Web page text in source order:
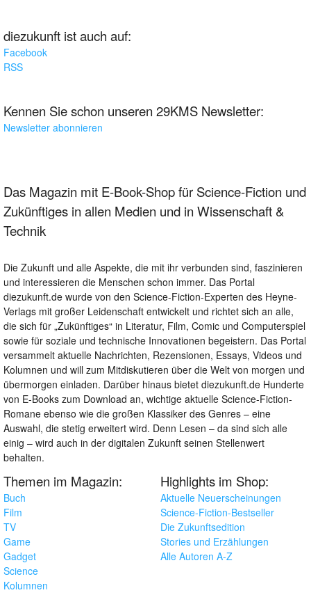
diezukunft ist auch auf:
Facebook
RSS
Kennen Sie schon unseren 29KMS Newsletter:
Newsletter abonnieren
Das Magazin mit E-Book-Shop für Science-Fiction und
Zukünftiges in allen Medien und in Wissenschaft &
Technik
Die Zukunft und alle Aspekte, die mit ihr verbunden sind, faszinieren
und interessieren die Menschen schon immer. Das Portal
diezukunft.de wurde von den Science-Fiction-Experten des Heyne-
Verlags mit großer Leidenschaft entwickelt und richtet sich an alle,
die sich für „Zukünftiges“ in Literatur, Film, Comic und Computerspiel
sowie für soziale und technische Innovationen begeistern. Das Portal
versammelt aktuelle Nachrichten, Rezensionen, Essays, Videos und
Kolumnen und will zum Mitdiskutieren über die Welt von morgen und
übermorgen einladen. Darüber hinaus bietet diezukunft.de Hunderte
von E-Books zum Download an, wichtige aktuelle Science-Fiction-
Romane ebenso wie die großen Klassiker des Genres – eine
Auswahl, die stetig erweitert wird. Denn Lesen – da sind sich alle
einig – wird auch in der digitalen Zukunft seinen Stellenwert
behalten.
Themen im Magazin:
Buch
Film
TV
Game
Gadget
Science
Kolumnen
Highlights im Shop:
Aktuelle Neuerscheinungen
Science-Fiction-Bestseller
Die Zukunftsedition
Stories und Erzählungen
Alle Autoren A-Z